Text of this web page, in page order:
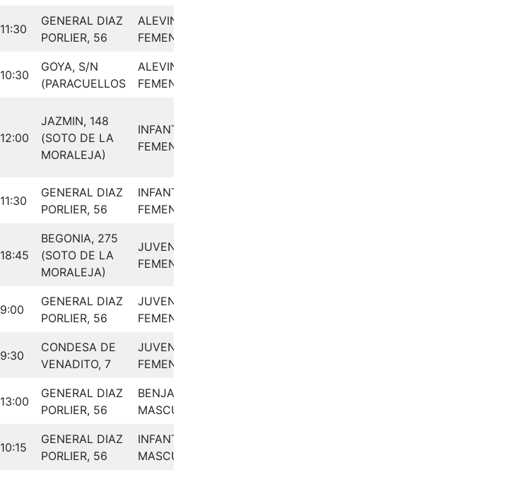
11:30
GENERAL DIAZ
PORLIER, 56
ALEVIN
FEMENINO
10:30
GOYA, S/N
(PARACUELLOS
ALEVIN
FEMENINO
12:00
JAZMIN, 148
(SOTO DE LA
MORALEJA)
INFANTIL
FEMENINO
11:30
GENERAL DIAZ
PORLIER, 56
INFANTIL
FEMENINO
18:45
BEGONIA, 275
(SOTO DE LA
MORALEJA)
JUVENIL
FEMENINO
9:00
GENERAL DIAZ
PORLIER, 56
JUVENIL
FEMENINO
9:30
CONDESA DE
VENADITO, 7
JUVENIL
FEMENINO
13:00
GENERAL DIAZ
PORLIER, 56
BENJAMIN
MASCULINO
10:15
GENERAL DIAZ
PORLIER, 56
INFANTIL
MASCULINO